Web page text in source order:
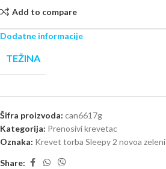
Add to compare
Dodatne informacije
TEŽINA
Šifra proizvoda: can6617g
Kategorija: Prenosivi krevetac
Oznaka: Krevet torba Sleepy 2 novoa zeleni
Share: